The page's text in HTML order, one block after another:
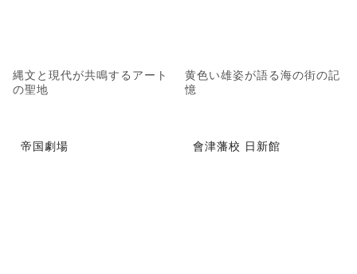
縄文と現代が共鳴するアート
の聖地
黄色い雄姿が語る海の街の記
憶
帝国劇場 會津藩校 日新館